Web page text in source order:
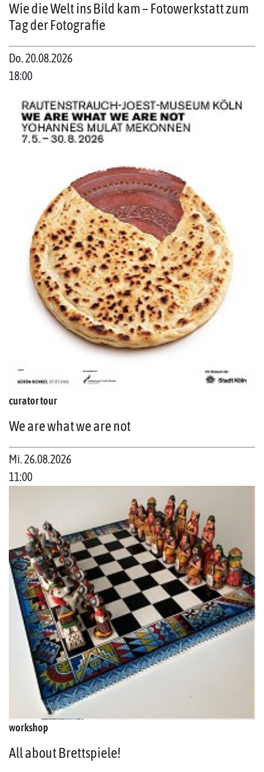
Wie die Welt ins Bild kam – Fotowerkstatt zum
Tag der Fotografie
Do. 20.08.2026
18:00
curator tour
We are what we are not
Mi. 26.08.2026
11:00
workshop
All about Brettspiele!